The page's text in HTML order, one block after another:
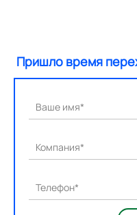
Пришло время
Ваше имя*
Компания*
Телефон*